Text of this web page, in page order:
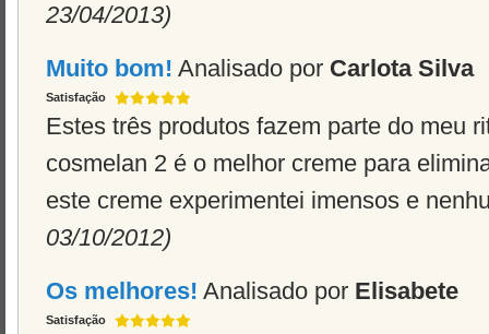
23/04/2013)
Muito bom! Analisado por Carlota Silva
Satisfação
Estes três produtos fazem parte do meu
cosmelan 2 é o melhor creme para
este creme experimentei imensos e
03/10/2012)
Os melhores! Analisado por Elisabete
Satisfação